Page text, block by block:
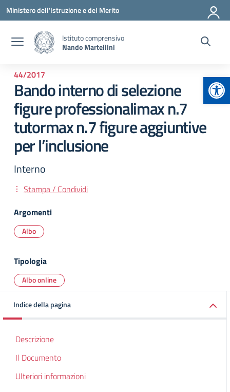
Vai ai contenuti
Vai al menu di navigazione
Vai al footer
Ministero dell'Istruzione e del Merito
Istituto comprensivo
Nando Martellini
44/2017
Bando interno di selezione
figure professionalimax n.7
tutormax n.7 figure aggiuntive
per l’inclusione
Interno
Stampa / Condividi
Argomenti
Albo
Tipologia
Albo online
Indice della pagina
Descrizione
Il Documento
Ulteriori informazioni